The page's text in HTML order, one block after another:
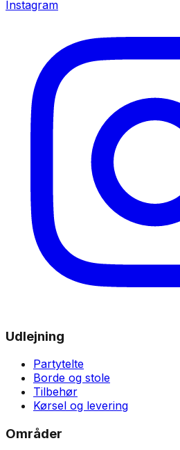
Instagram
Udlejning
Partytelte
Borde og stole
Tilbehør
Kørsel og levering
Områder